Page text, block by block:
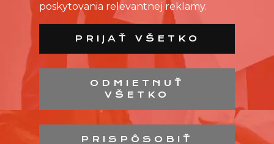
OCHRANA OSOBNÝCH ÚDAJOV
poskytovania relevantnej reklamy.
PRIJAŤ VŠETKO
ODMIETNUŤ
VŠETKO
PRISPÔSOBIŤ